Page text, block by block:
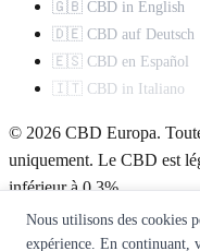
🇬🇧 CBD in English
🇩🇪 CBD auf Deutsch
🇪🇸 CBD en Español
🇮🇹 CBD in Italiano
© 2026 CBD Europa.
uniquement. Le CBD est
inférieur à 0,3%.
Nous utilisons des cookies
expérience. En continuant,